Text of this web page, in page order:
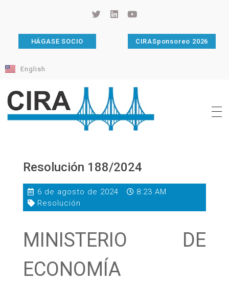
HÁGASE SOCIO CIRASponsoreo 2026
English
Resolución 188/2024
6 de agosto de 2024
8:23 AM
Resolución
MINISTERIO DE
ECONOMÍA